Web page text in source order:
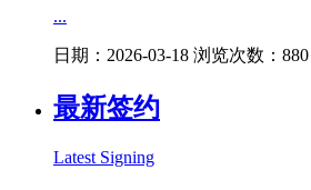
...
日期：2026-03-18 浏览次数：880
最新签约
Latest Signing